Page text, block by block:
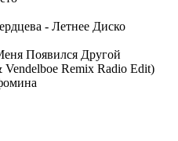
- Летнее Диско
Появился Другой
Vendelboe Remix Radio Edit)